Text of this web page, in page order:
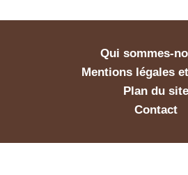
Qui sommes-
Mentions légales
Plan du site
Contact